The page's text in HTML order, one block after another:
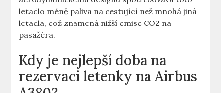
letadlo méně paliva na cestující než mnohá ⁤jiná⁢
letadla, což znamená nižší emise CO2 na
pasažéra.
Kdy je nejlepší⁤ doba‍ na‌
rezervaci letenky ‍na Airbus